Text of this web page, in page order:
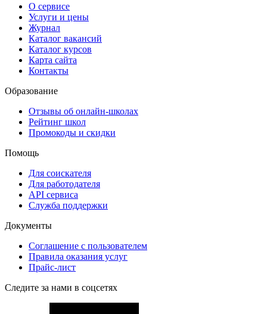
О сервисе
Услуги и цены
Журнал
Каталог вакансий
Каталог курсов
Карта сайта
Контакты
Образование
Отзывы об онлайн-школах
Рейтинг школ
Промокоды и скидки
Помощь
Для соискателя
Для работодателя
API сервиса
Служба поддержки
Документы
Соглашение с пользователем
Правила оказания услуг
Прайс-лист
Следите за нами в соцсетях